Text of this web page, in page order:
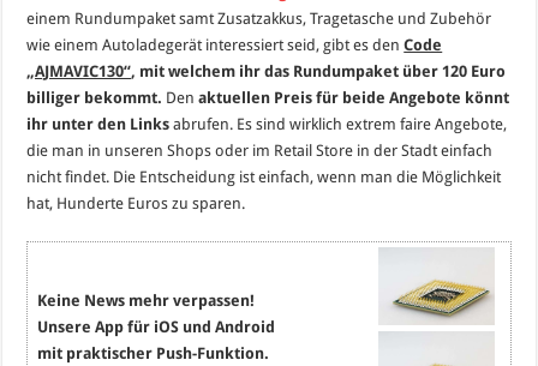
einem Rundumpaket samt Zusatzakkus, Tragetasche und Zubehör
wie einem Autoladegerät interessiert seid, gibt es denCode
„AJMAVIC130“, mit welchem ihr das Rundumpaket über 120 Euro
billiger bekommt. Denaktuellen Preis für beide Angebote könnt
ihr unter den Links abrufen. Es sind wirklich extrem faire Angebote,
die man in unseren Shops oder im Retail Store in der Stadt einfach
nicht findet. Die Entscheidung ist einfach, wenn man die Möglichkeit
hat, Hunderte Euros zu sparen.
Keine News mehr verpassen!
Unsere App für iOS und Android
mit praktischer Push-Funktion.